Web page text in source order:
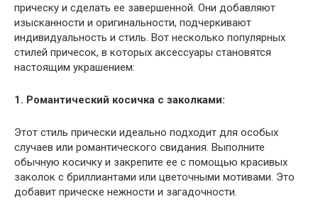
прическу и сделать ее завершенной. Они добавляют
изысканности и оригинальности, подчеркивают
индивидуальность и стиль. Вот несколько популярных
стилей причесок, в которых аксессуары становятся
настоящим украшением:
1. Романтический косичка с заколками:
Этот стиль прически идеально подходит для особых
случаев или романтического свидания. Выполните
обычную косичку и закрепите ее с помощью красивых
заколок с бриллиантами или цветочными мотивами. Это
добавит прическе нежности и загадочности.